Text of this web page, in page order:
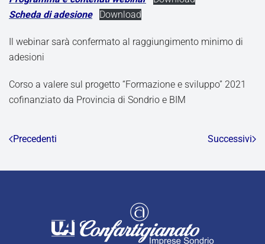
Scheda di adesione
Download
Il webinar sarà confermato al raggiungimento minimo di
adesioni
Corso a valere sul progetto “Formazione e sviluppo” 2021
cofinanziato da Provincia di Sondrio e BIM
Precedenti Successivi